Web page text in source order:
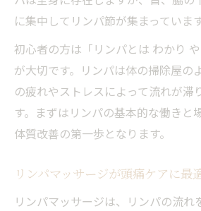
に集中してリンパ節が集まっています
初心者の方は「リンパとは わかり
が大切です。リンパは体の掃除屋の
の疲れやストレスによって流れが滞
す。まずはリンパの基本的な働きと
体質改善の第一歩となります。
リンパマッサージが頭痛ケアに最
リンパマッサージは、リンパの流れ